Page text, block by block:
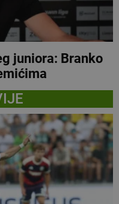
juniora: Branko